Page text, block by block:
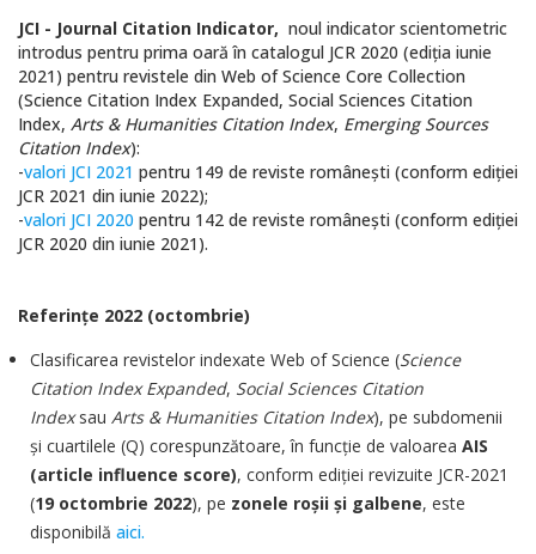
JCI - Journal Citation Indicator, noul indicator scientometric
introdus pentru prima oară în catalogul JCR 2020 (ediţia iunie
2021) pentru revistele din Web of Science Core Collection
(Science Citation Index Expanded, Social Sciences Citation
Index, Arts & Humanities Citation Index, Emerging Sources
Citation Index):
-valori JCI 2021 pentru 149 de reviste româneşti (conform ediţiei
JCR 2021 din iunie 2022);
-valori JCI 2020 pentru 142 de reviste româneşti (conform ediţiei
JCR 2020 din iunie 2021).
Referinţe 2022 (octombrie)
Clasificarea revistelor indexate Web of Science (Science
Citation Index Expanded, Social Sciences Citation
Indexsau Arts & Humanities Citation Index), pe subdomenii
şi cuartilele (Q) corespunzătoare, în funcţie de valoarea AIS
(article influence score), conform ediţiei revizuite JCR-2021
(19 octombrie 2022), pe zonele roşii şi galbene, este
disponibilă aici.